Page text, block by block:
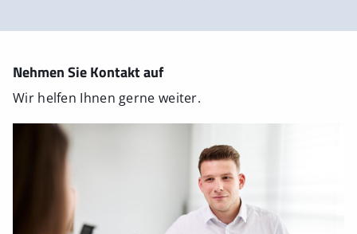
Nehmen Sie Kontakt auf
Wir helfen Ihnen gerne weiter.